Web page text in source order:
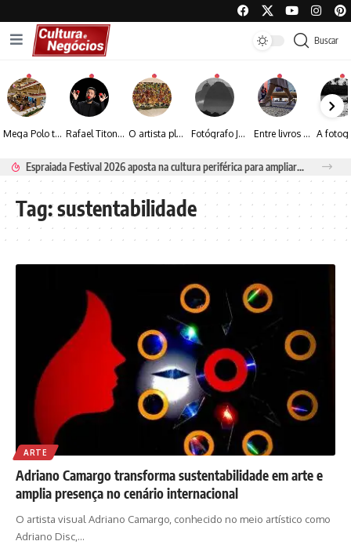
Buscar
Mega Polo transforma lançamento de coleção em plataforma nacional de negócios e projeta crescimento de mais de 15% Rafael Titonelly leva magia e acolhimento a crianças em tratamento oncológico em Juiz de Fora O artista plástico Jorge Luiz transforma sustentabilidade e criatividade em arte contemporânea Fotógrafo José Roberto apresenta um olhar sensível sobre arquitetura, formas e luz na fotografia Entre livros e fotografia autoral, Sebastião Reis consolida uma trajetória marcada pelo olhar artístico
Espraiada Festival 2026 aposta na cultura periférica para ampliar oportunidades na zona sul
Tag:sustentabilidade
ARTE
Adriano Camargo transforma sustentabilidade em arte e
amplia presença no cenário internacional
O artista visual Adriano Camargo, conhecido no meio artístico como
Adriano Disc,…